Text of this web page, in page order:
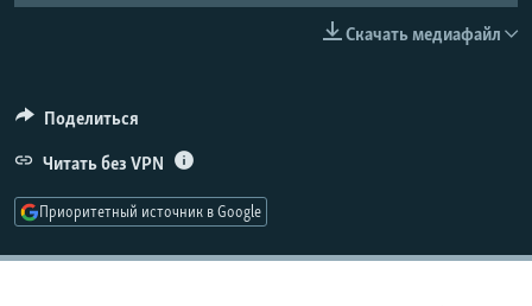
Все сайты РСЕ/РС
Скачать медиафайл
Поделиться
Читать без VPN
Приоритетный источник в Google